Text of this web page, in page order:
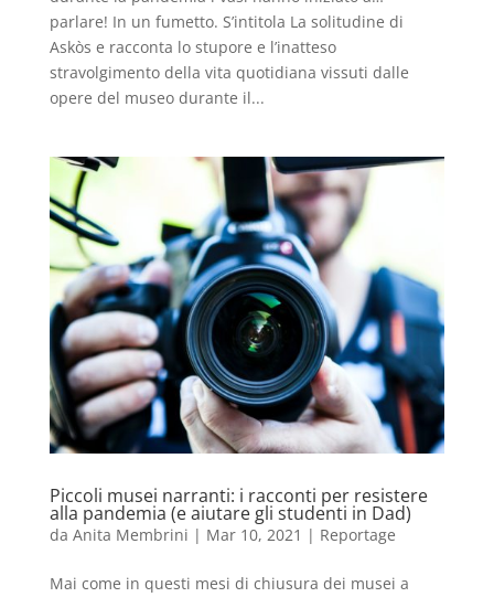
parlare! In un fumetto. S’intitola La solitudine di
Askòs e racconta lo stupore e l’inatteso
stravolgimento della vita quotidiana vissuti dalle
opere del museo durante il...
Piccoli musei narranti: i racconti per resistere
alla pandemia (e aiutare gli studenti in Dad)
da Anita Membrini | Mar 10, 2021 | Reportage
Mai come in questi mesi di chiusura dei musei a